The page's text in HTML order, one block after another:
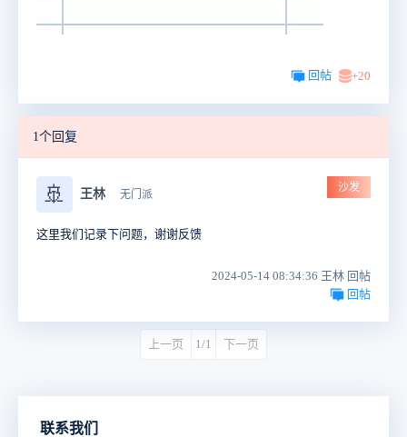
回帖 +20
1个回复
🚢 王林 无门派
沙发
这里我们记录下问题，谢谢反馈
2024-05-14 08:34:36 王林 回帖
回帖
上一页 1/1 下一页
联系我们